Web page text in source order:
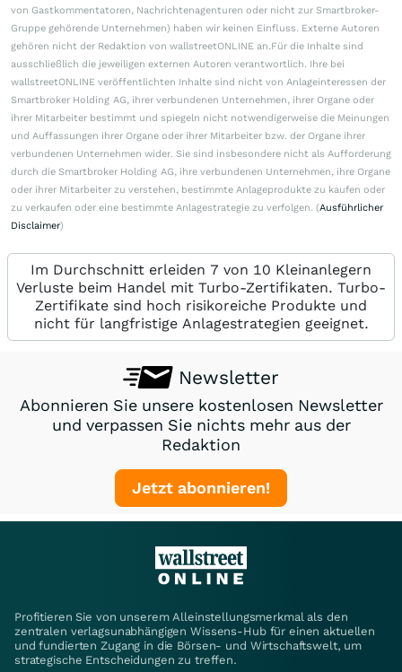
von Gastkommentatoren, Nachrichtenagenturen oder nicht zur Smartbroker-
Gruppe gehörende Unternehmen) haben wir keinen Einfluss. Externe Autoren
gehören nicht der Redaktion von wallstreetONLINE an.Für die Inhalte sind
ausschließlich die jeweiligen externen Autoren verantwortlich. Ihre bei
wallstreetONLINE veröffentlichten Inhalte sind nicht von Anlageinteressen der
Smartbroker Holding AG, ihrer verbundenen Unternehmen, ihrer Organe oder
ihrer Mitarbeiter bestimmt und spiegeln nicht notwendigerweise die Meinungen
und Auffassungen ihrer Organe oder ihrer Mitarbeiter bzw. der Organe ihrer
verbundenen Unternehmen wider. Sie sind insbesondere nicht als Aufforderung
durch die Smartbroker Holding AG, ihre verbundenen Unternehmen, ihre Organe
oder ihrer Mitarbeiter zu verstehen, bestimmte Anlageprodukte zu kaufen oder
zu verkaufen oder eine bestimmte Anlagestrategie zu verfolgen. (Ausführlicher
Disclaimer)
Im Durchschnitt erleiden 7 von 10 Kleinanlegern
Verluste beim Handel mit Turbo-Zertifikaten. Turbo-
Zertifikate sind hoch risikoreiche Produkte und
nicht für langfristige Anlagestrategien geeignet.
Newsletter
Abonnieren Sie unsere kostenlosen Newsletter
und verpassen Sie nichts mehr aus der
Redaktion
Jetzt abonnieren!
Profitieren Sie von unserem Alleinstellungsmerkmal als den
zentralen verlagsunabhängigen Wissens-Hub für einen aktuellen
und fundierten Zugang in die Börsen- und Wirtschaftswelt, um
strategische Entscheidungen zu treffen.